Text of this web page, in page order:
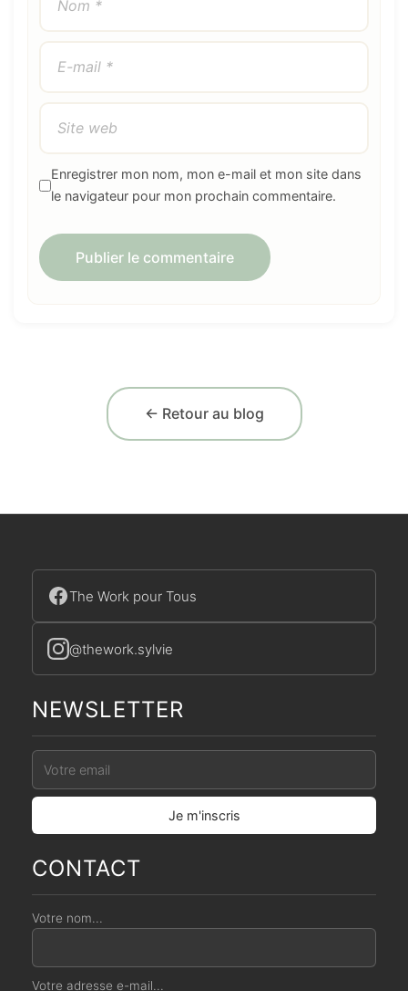
Enregistrer mon nom, mon e-mail et mon site dans
le navigateur pour mon prochain commentaire.
← Retour au blog
The Work pour Tous
@thework.sylvie
NEWSLETTER
CONTACT
Votre nom...
Votre adresse e-mail...